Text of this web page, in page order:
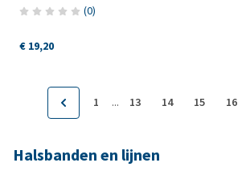
(0)
€ 19,20
1 ... 13 14 15 16
Halsbanden en lijnen